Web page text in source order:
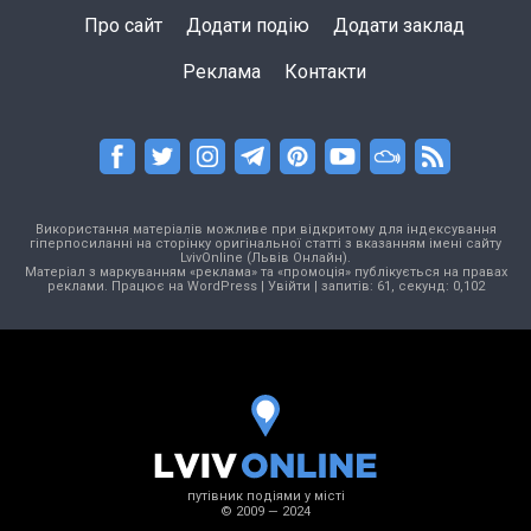
Про сайт Додати подію Додати заклад
Реклама Контакти
Використання матеріалів можливе при відкритому для індексування
гіперпосиланні на сторінку оригінальної статті з вказанням імені сайту
LvivOnline (Львів Онлайн).
Матеріал з маркуванням «реклама» та «промоція» публікується на правах
реклами. Працює на WordPress| Увійти | запитів: 61, секунд: 0,102
путівник подіями у місті
© 2009 — 2024